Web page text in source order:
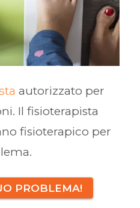
autorizzato per
Il fisioterapista
fisioterapico per
PROBLEMA!